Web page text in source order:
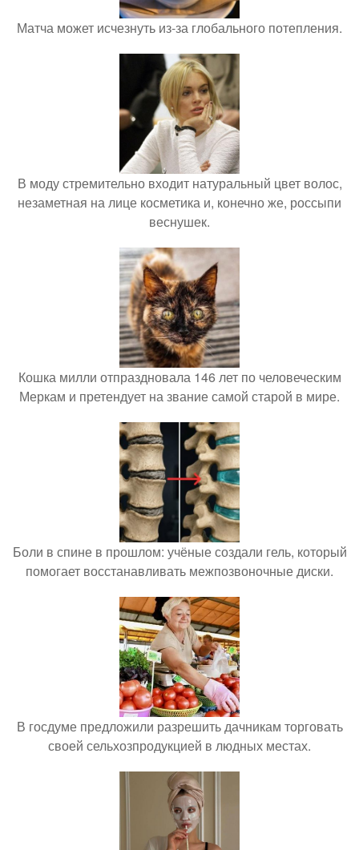
Матча может исчезнуть из-за глобального потепления.
В моду стремительно входит натуральный цвет волос,
незаметная на лице косметика и, конечно же, россыпи
веснушек.
Кошка милли отпраздновала 146 лет по человеческим
Меркам и претендует на звание самой старой в мире.
Боли в спине в прошлом: учёные создали гель, который
помогает восстанавливать межпозвоночные диски.
В госдуме предложили разрешить дачникам торговать
своей сельхозпродукцией в людных местах.